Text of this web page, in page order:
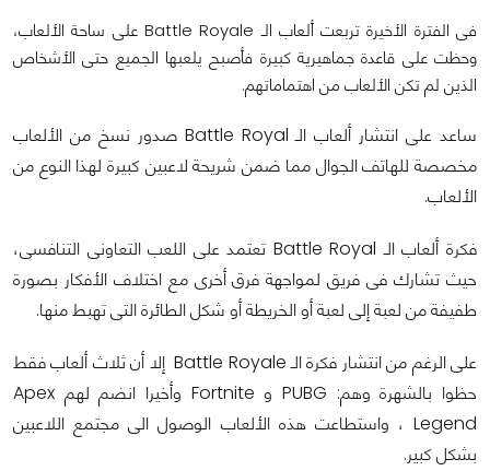
فى الفترة الأخيرة تربعت ألعاب الـ Battle Royale على ساحة الألعاب،
وحظت على قاعدة جماهيرية كبيرة فأصبح يلعبها الجميع حتى الأشخاص
الذين لم تكن الألعاب من اهتماماتهم.
ساعد على انتشار ألعاب الـ Battle Royal صدور نسخ من الألعاب
مخصصة للهاتف الجوال مما ضمن شريحة لاعبين كبيرة لهذا النوع من
الألعاب.
فكرة ألعاب الـ Battle Royal تعتمد على اللعب التعاونى التنافسى،
حيث تشارك فى فريق لمواجهة فرق أخرى مع اختلاف الأفكار بصورة
طفيفة من لعبة إلى لعبة أو الخريطة أو شكل الطائرة التى تهبط منها.
على الرغم من انتشار فكرة الـ Battle Royale إلا أن ثلاث ألعاب فقط
حظوا بالشهرة وهم: PUBG و Fortnite وأخيرا انضم لهم Apex
Legend ، واستطاعت هذه الألعاب الوصول الى مجتمع اللاعبين
بشكل كبير.